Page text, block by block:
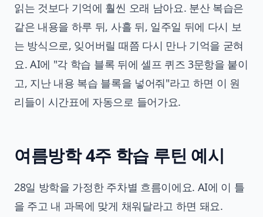
읽는 것보다 기억에 훨씬 오래 남아요. 분산 복습은
같은 내용을 하루 뒤, 사흘 뒤, 일주일 뒤에 다시 보
는 방식으로, 잊어버릴 때쯤 다시 만나 기억을 굳혀
요. AI에 "각 학습 블록 뒤에 셀프 퀴즈 3문항을 붙이
고, 지난 내용 복습 블록을 넣어줘"라고 하면 이 원
리들이 시간표에 자동으로 들어가요.
여름방학 4주 학습 루틴 예시
28일 방학을 가정한 주차별 흐름이에요. AI에 이 틀
을 주고 내 과목에 맞게 채워달라고 하면 돼요.